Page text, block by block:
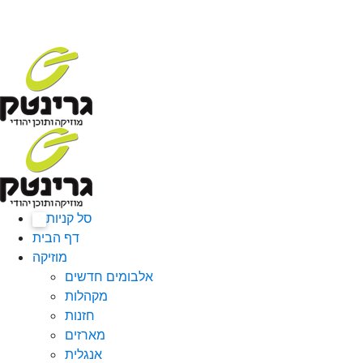
סל קניות
דף הבית
מוזיקה
אלבומים חדשים
מקהלות
חזנות
מארזים
אנגלית